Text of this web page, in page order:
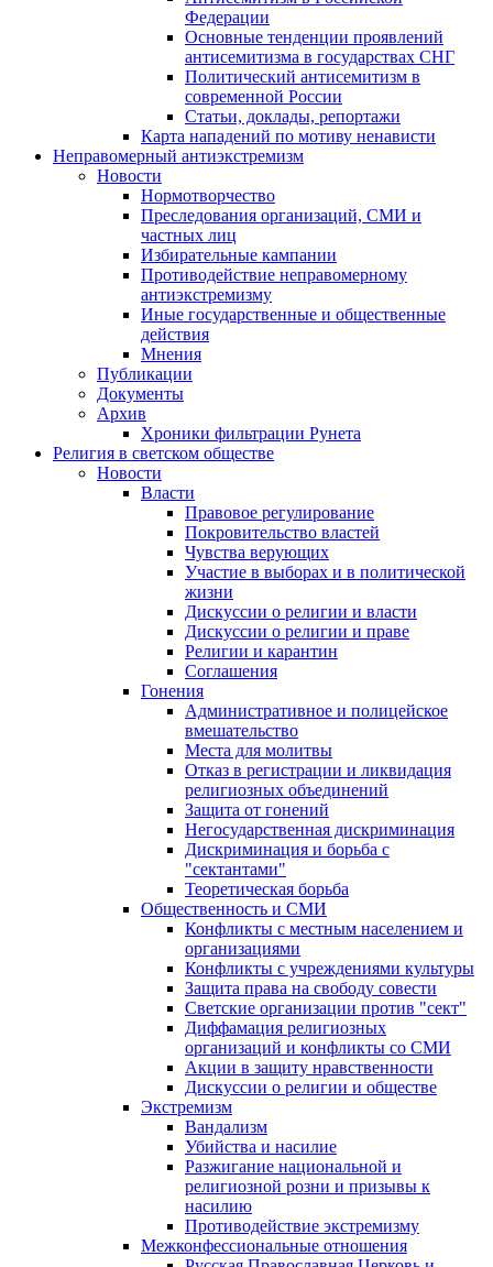
Федерации
Основные тенденции проявлений
антисемитизма в государствах СНГ
Политический антисемитизм в
современной России
Статьи, доклады, репортажи
Карта нападений по мотиву ненависти
Неправомерный антиэкстремизм
Новости
Нормотворчество
Преследования организаций, СМИ и
частных лиц
Избирательные кампании
Противодействие неправомерному
антиэкстремизму
Иные государственные и общественные
действия
Мнения
Публикации
Документы
Архив
Хроники фильтрации Рунета
Религия в светском обществе
Новости
Власти
Правовое регулирование
Покровительство властей
Чувства верующих
Участие в выборах и в политической
жизни
Дискуссии о религии и власти
Дискуссии о религии и праве
Религии и карантин
Соглашения
Гонения
Административное и полицейское
вмешательство
Места для молитвы
Отказ в регистрации и ликвидация
религиозных объединений
Защита от гонений
Негосударственная дискриминация
Дискриминация и борьба с
"сектантами"
Теоретическая борьба
Общественность и СМИ
Конфликты с местным населением и
организациями
Конфликты с учреждениями культуры
Защита права на свободу совести
Светские организации против "сект"
Диффамация религиозных
организаций и конфликты со СМИ
Акции в защиту нравственности
Дискуссии о религии и обществе
Экстремизм
Вандализм
Убийства и насилие
Разжигание национальной и
религиозной розни и призывы к
насилию
Противодействие экстремизму
Межконфессиональные отношения